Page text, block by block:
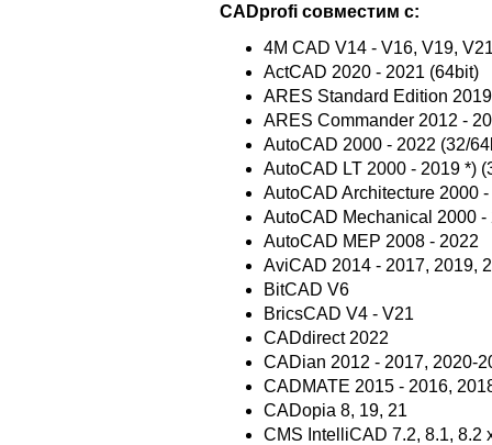
CADprofi совместим с:
4M CAD V14 - V16, V19,
ActCAD 2020 - 2021 (64bit)
ARES Standard Edition 2019
ARES Commander 2012 -
AutoCAD 2000 - 2022 (32/
AutoCAD LT 2000 - 2019 *)
AutoCAD Architecture 2000
AutoCAD Mechanical 2000 -
AutoCAD MEP 2008 - 2022
AviCAD 2014 - 2017, 2019,
BitCAD V6
BricsCAD V4 - V21
CADdirect 2022
CADian 2012 - 2017, 2020-
CADMATE 2015 - 2016,
CADopia 8, 19, 21
CMS IntelliCAD 7.2, 8.1, 8.2